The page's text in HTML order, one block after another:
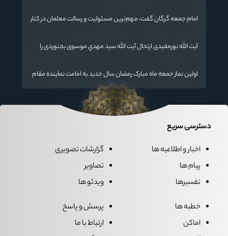
امام جمعه گرگان گفت: مهم‌ترین مسئولیت و رسالت معلمان در کنار
مفید برای آینده ایران اسلامی است.
آیت الله نورمفیدی ارتحال آیت الله سيد مهدي موسوی بجنوردی را
اولین نماز جمعه ماه مبارک رمضان سال جدید به امامت نماینده مقام
معظم رهبری دراستان گلستان اقامه می گردد.
دسترسی سریع
اخبار و اطلاعیه ها
پیام ها
تفسیرها
گزارشات تصویری
تصاویر
ویدئو ها
خطبه ها
اماکن
پرسش و پاسخ
ارتباط با ما